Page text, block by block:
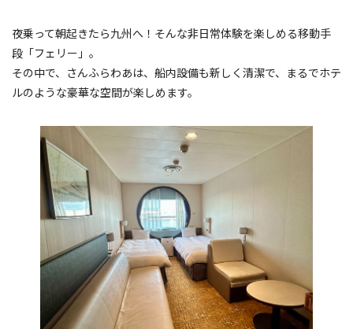
夜乗って朝起きたら九州へ！そんな非日常体験を楽しめる移動手
段「フェリー」。
その中で、さんふらわあは、船内設備も新しく清潔で、まるでホテ
ルのような豪華な空間が楽しめます。